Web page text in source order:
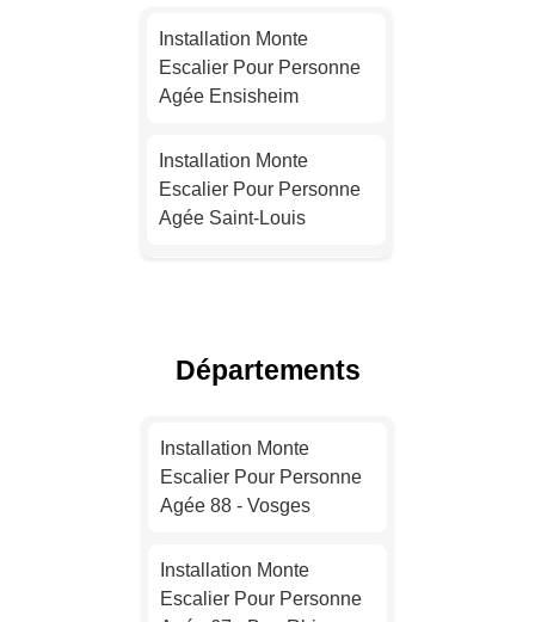
Installation Monte
Escalier Pour Personne
Installation Monte
Escalier Pour Personne
Installation Monte
Installation Monte
Escalier Pour Personne
Agée Ensisheim
Installation Monte
Escalier Pour Personne
Agée Saint-Louis
Départements
Installation Monte
Escalier Pour Personne
Agée 88 - Vosges
Installation Monte
Escalier Pour Personne